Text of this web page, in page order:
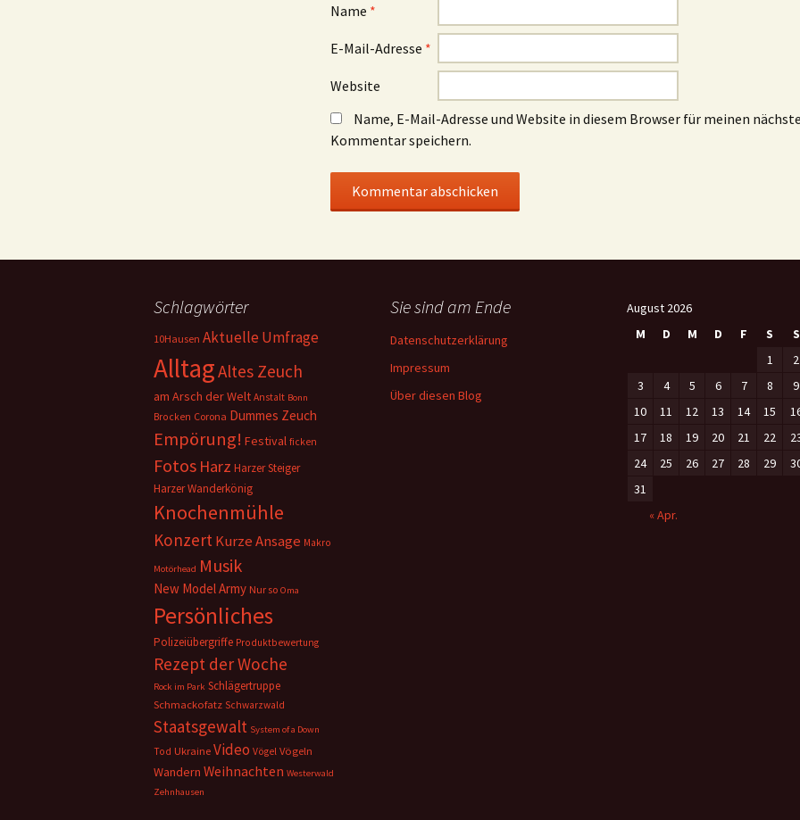
Name *
E-Mail-Adresse *
Website
Name, E-Mail-Adresse und Website in diesem Browser für meinen
Kommentar speichern.
Schlagwörter
10Hausen Aktuelle Umfrage
AlltagAltes Zeuch
am Arsch der Welt Anstalt Bonn
Brocken Corona Dummes Zeuch
Empörung! Festival ficken
Fotos Harz Harzer Steiger
Harzer Wanderkönig
Knochenmühle
Konzert Kurze Ansage Makro
Motörhead Musik
New Model Army Nur so Oma
Persönliches
Polizeiübergriffe Produktbewertung
Rezept der Woche
Rock im Park Schlägertruppe
Schmackofatz Schwarzwald
Staatsgewalt System of a Down
Tod Ukraine Video Vögel Vögeln
Wandern Weihnachten Westerwald
Zehnhausen
Sie sind am Ende
Datenschutzerklärung
Impressum
Über diesen Blog
August 2026
M
D M D F S
S
1
2
3
4 5 6 7 8
9
10
11 12 13 14 15
17
18 19 20 21 22
24
25 26 27 28 29
31
« Apr.